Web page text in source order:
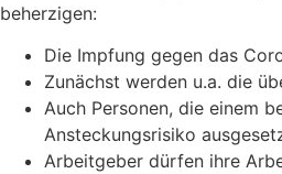
beherzigen:
Die Impfung gegen das
Zunächst werden u.a. die
Auch Personen, die einem
Ansteckungsrisiko
Arbeitgeber dürfen ihre